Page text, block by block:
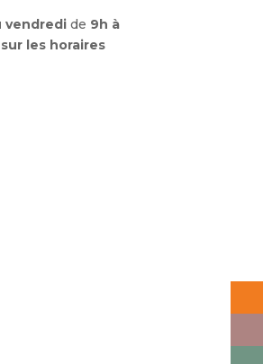
vendredide 9h à
les horaires